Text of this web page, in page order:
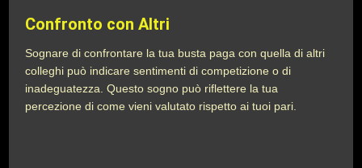
Confronto con Altri
Sognare di confrontare la tua busta paga con quella di altri
colleghi può indicare sentimenti di competizione o di
inadeguatezza. Questo sogno può riflettere la tua
percezione di come vieni valutato rispetto ai tuoi pari.